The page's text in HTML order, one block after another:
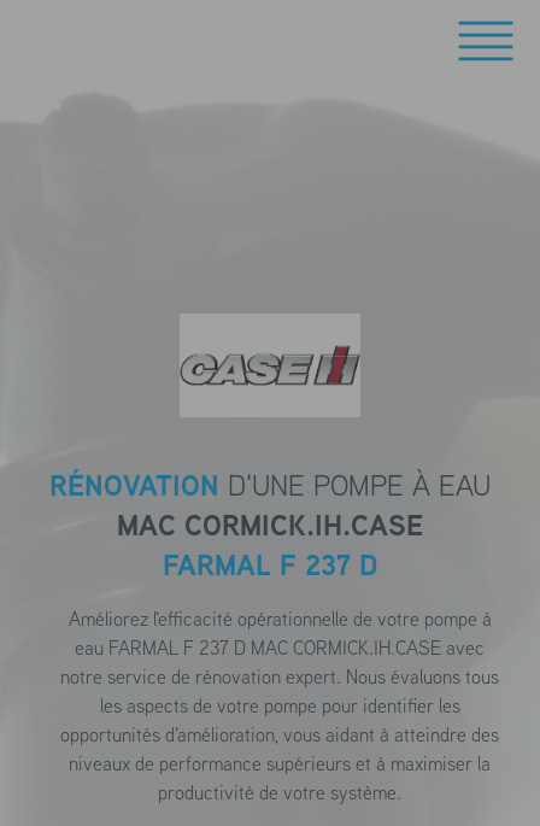
RÉNOVATION D'UNE POMPE À EAU
MAC CORMICK.IH.CASE
FARMAL F 237 D
Améliorez l'efficacité opérationnelle de votre pompe à
eau FARMAL F 237 D MAC CORMICK.IH.CASE avec
notre service de rénovation expert. Nous évaluons tous
les aspects de votre pompe pour identifier les
opportunités d'amélioration, vous aidant à atteindre des
niveaux de performance supérieurs et à maximiser la
productivité de votre système.